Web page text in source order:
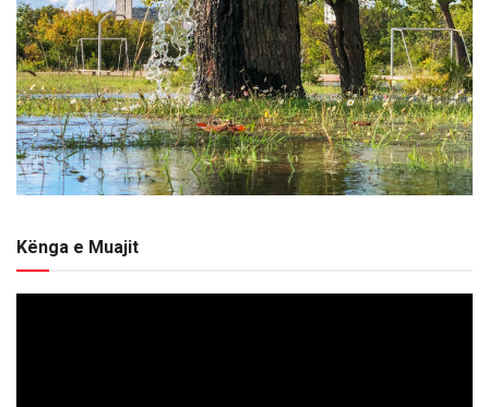
Kënga e Muajit